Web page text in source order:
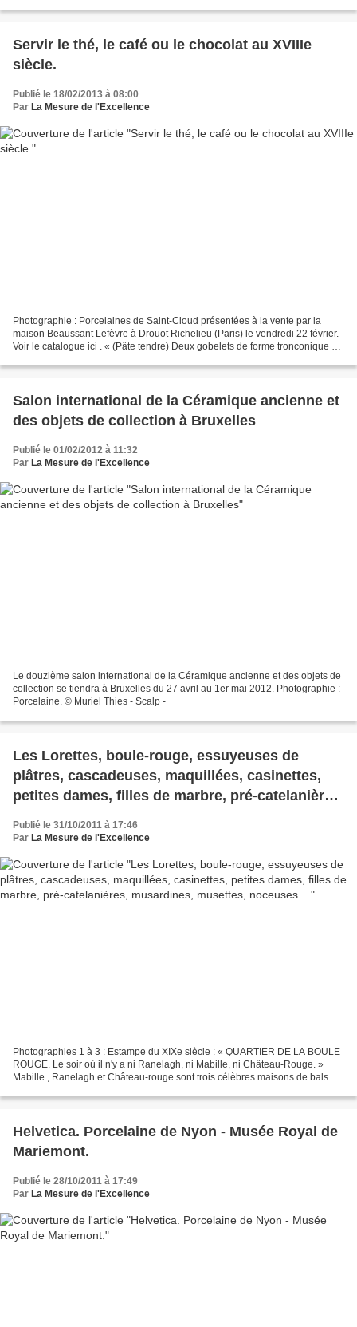
Servir le thé, le café ou le chocolat au XVIIIe
siècle.
Publié le 18/02/2013 à 08:00
Par La Mesure de l'Excellence
Photographie : Porcelaines de Saint-Cloud présentées à la vente par la
maison Beaussant Lefèvre à Drouot Richelieu (Paris) le vendredi 22 février.
Voir le catalogue ici . « (Pâte tendre) Deux gobelets de forme tronconique et
Salon international de la Céramique ancienne et
des objets de collection à Bruxelles
Publié le 01/02/2012 à 11:32
Par La Mesure de l'Excellence
Le douzième salon international de la Céramique ancienne et des objets de
collection se tiendra à Bruxelles du 27 avril au 1er mai 2012. Photographie :
Porcelaine. © Muriel Thies - Scalp -
Les Lorettes, boule-rouge, essuyeuses de
plâtres, cascadeuses, maquillées, casinettes,
petites dames, filles de marbre, pré-catelanières,
musardines, musettes, noceuses ...
Publié le 31/10/2011 à 17:46
Par La Mesure de l'Excellence
Photographies 1 à 3 : Estampe du XIXe siècle : « QUARTIER DE LA BOULE
ROUGE. Le soir où il n'y a ni Ranelagh, ni Mabille, ni Château-Rouge. »
Mabille , Ranelagh et Château-rouge sont trois célèbres maisons de bals du
Helvetica. Porcelaine de Nyon - Musée Royal de
Mariemont.
Publié le 28/10/2011 à 17:49
Par La Mesure de l'Excellence